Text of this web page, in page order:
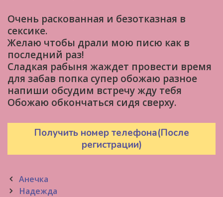
Очень раскованная и безотказная в
сексике.
Желаю чтобы драли мою писю как в
последний раз!
Сладкая рабыня жаждет провести время
для забав попка супер обожаю разное
напиши обсудим встречу жду тебя
Обожаю обкончаться сидя сверху.
Получить номер телефона(После
регистрации)
Post
navigation
Анечка
Надежда